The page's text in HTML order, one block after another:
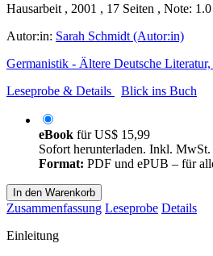
Hausarbeit , 2001 , 17 Seiten , Note: 1.0
Autor:in: Sarah Schmidt (Autor:in)
Germanistik - Ältere Deutsche
Leseprobe & Details
Blick ins Buch
eBook fürUS$ 15,99
Sofort herunterladen. Inkl. MwSt.
Format: PDF und ePUB – für
In den Warenkorb
Zusammenfassung Leseprobe Details
Einleitung